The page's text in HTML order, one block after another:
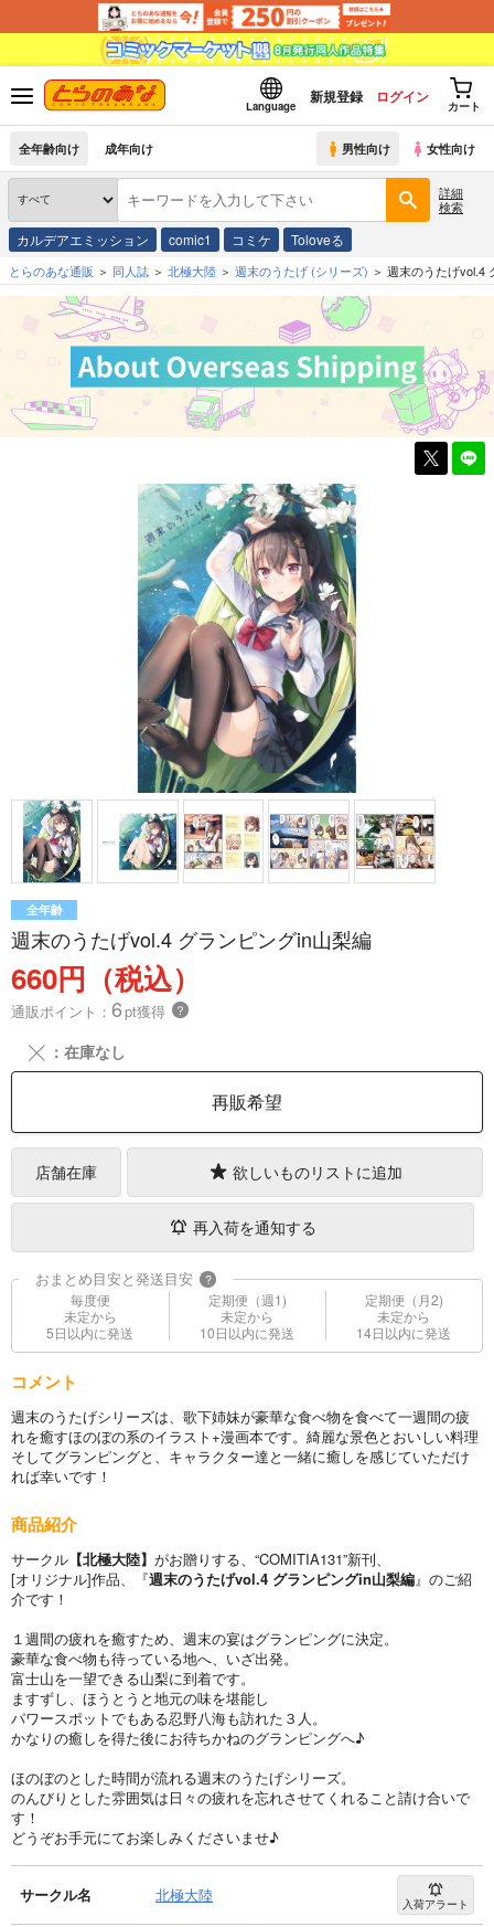
Language
新規登録 ログイン
カート
全年齢向け 成年向け 男性向け 女性向け
詳細
検索
カルデアエミッション comic1 コミケ Toloveる
とらのあな通販 同人誌 北極大陸 週末のうたげ (シリーズ) 週末のうたげvol.4
全年齢
週末のうたげvol.4 グランピングin山梨編
660円（税込）
通販ポイント： 6pt獲得 ？
╳ ：在庫なし
再販希望
店舗在庫 欲しいものリストに追加
再入荷を通知する
おまとめ目安と発送目安 ?
毎度便
未定から
5日以内に発送
定期便（週1)
未定から
10日以内に発送
定期便（月2)
未定から
14日以内に発送
コメント
週末のうたげシリーズは、歌下姉妹が豪華な食べ物を食べて一週間の疲
れを癒すほのぼの系のイラスト+漫画本です。綺麗な景色とおいしい料理
そしてグランピングと、キャラクター達と一緒に癒しを感じていただけ
れば幸いです！
商品紹介
サークル 【北極大陸】 がお贈りする、“COMITIA131”新刊、
[オリジナル]作品、『週末のうたげvol.4 グランピングin山梨編』のご紹
介です！
１週間の疲れを癒すため、週末の宴はグランピングに決定。
豪華な食べ物も待っている地へ、いざ出発。
富士山を一望できる山梨に到着です。
ますずし、ほうとうと地元の味を堪能し
パワースポットでもある忍野八海も訪れた３人。
かなりの癒しを得た後にお待ちかねのグランピングへ♪
ほのぼのとした時間が流れる週末のうたげシリーズ。
のんびりとした雰囲気は日々の疲れを忘れさせてくれること請け合いで
す！
どうぞお手元にてお楽しみくださいませ♪
サークル名 北極大陸 入荷アラート